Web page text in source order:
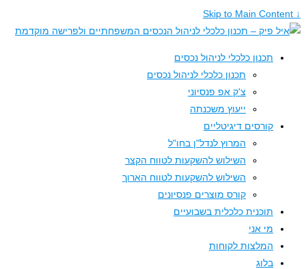
תכנון כלכלי לניהול נכסים
תכנון כלכלי לניהול נכסים
צ'ק אפ פנסיוני
ייעוץ משכנתה
קורסים דיגיטליים
המרוץ לנדל"ן בחו"ל
השילוש להשקעות לטווח הקצר
השילוש להשקעות לטווח הארוך
קורס מוצרים פנסיונים
תוכנית כלכלית בשבועיים
מי אני
המלצות לקוחות
בלוג